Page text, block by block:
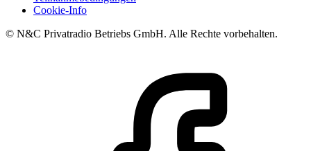
Cookie-Info
© N&C Privatradio Betriebs GmbH. Alle Rechte vorbehalten.